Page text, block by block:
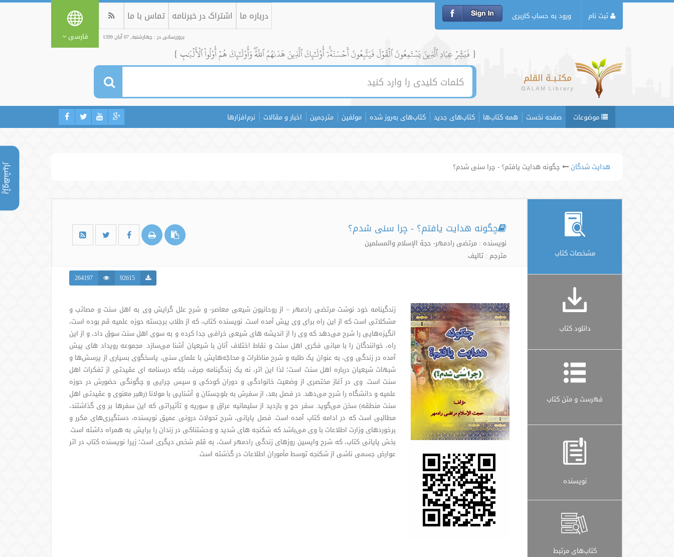
پژوهشیار
ثبت نام ورود به حساب کاربری درباره ما اشتراک در خبرنامه تماس با ما
بروزرسانی در : چهارشنبه, 07 آبان 1399 فارسی
{ فَبَشِّرۡ عِبَادِ ٱلَّذِينَ يَسۡتَمِعُونَ ٱلۡقَوۡلَ فَيَتَّبِعُونَ أَحۡسَنَهُۥٓۚ أُوْلَٰٓئِكَ ٱلَّذِينَ هَدَىٰهُمُ ٱللَّهُۖ وَأُوْلَٰٓئِكَ هُمۡ أُوْلُواْ ٱلۡأَلۡبَٰبِ }
موضوعات صفحه نخست همه کتاب‌ها کتاب‌های جدید کتاب‌های به‌روز شده مولفین مترجمین اخبار و مقالات نرم‌افزارها
هدایت شدگان چگونه هدایت یافتم؟ - چرا سنی شدم؟
مشخصات کتاب
دانلود کتاب
فهرست و متن کتاب
نویسنده
کتاب‌های مرتبط
چگونه هدایت یافتم؟ - چرا سنی شدم؟
نویسنده : مرتضی رادمهر- حجة الإسلام والمسلمین
مترجم : تالیف
92615
264197
زندگینامه خود نوشت مرتضی رادمهر – از روحانیون شیعی معاصر- و شرح علل گرایش وی به اهل سنت و مصائب و
مشکلاتی است که از این راه برای وی پیش آمده است. نویسنده کتاب، که از طلاب برجسته حوزه علمیه قم بوده است،
انگیزه‌هایی را شرح می‌دهد که وی را از اندیشه های شیعی خرافی جدا کرده و به سوی اهل سنت سوق داد، و از این
راه، خوانندگان را با مبانی فکری اهل سنت و نقاط اختلاف آنان با شیعیان آشنا می‌سازد. مجموعه رویداد های پیش
آمده در زندگی وی، به عنوان یک طلبه و شرح مناظرات و محاجّه‌هایش با علمای سنی، پاسخگوی بسیاری از پرسش‌ها و
شبهات شیعیان درباره اهل سنت است؛ لذا این اثر، نه یک زندگینامه صِرف، بلکه درسنامه ای عقیدتی از تفکرات اهل
سنت است. وی در آغاز مختصری از وضعیت خانوادگی و دوران کودکی و سپس چرایی و چگونگی حضورش در حوزه
علمیه و دانشگاه را شرح می‌دهد. در فصل بعد، از سفرش به بلوچستان و آشنایی با مولانا (رهبر معنوی و عقیدتی اهل
سنت منطقه) سخن می‌گوید. سفر حج و بازدید از سلیمانیه عراق و سوریه و تأثیراتی که این سفرها بر وی گذاشتند،
مطالبی است که در ادامه کتاب آمده است. فصل پایانی، شرح تحولات درونی عمیق نویسنده، دستگیری‌های مکرر و
برخوردهای وزارت اطلاعات با وی می‌باشد که شکنجه های شدید و وحشتناکی در زندان را برایش به همراه داشته است.
بخش پایانی کتاب، که شرح واپسین روزهای زندگی رادمهر است، به قلم شخص دیگری است؛ زیرا نویسنده کتاب در اثر
عوارض جسمی ناشی از شکنجه توسط مأموران اطلاعات در گذشته است.